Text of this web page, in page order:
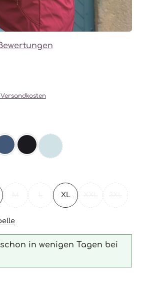
NAVY SCHWARZ
TEAL
(DIESE OPTION IST
ZURZEIT NICHT VERFÜGBAR.)
(DIESE OPTION IST ZURZEIT NICHT
(DIESE OPTION IST ZURZEIT
XL (DIESE (DIESE
in wenigen Tagen bei